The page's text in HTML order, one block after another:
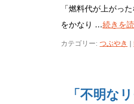
「燃料代が上がっ
をかなり …続きを
カテゴリー: つぶやき |
「不明な